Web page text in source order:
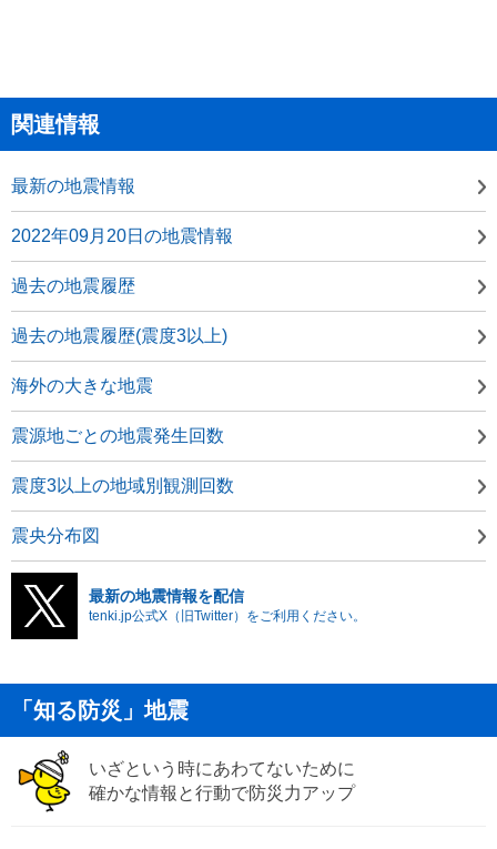
関連情報
最新の地震情報
2022年09月20日の地震情報
過去の地震履歴
過去の地震履歴(震度3以上)
海外の大きな地震
震源地ごとの地震発生回数
震度3以上の地域別観測回数
震央分布図
最新の地震情報を配信
tenki.jp公式X（旧Twitter）をご利用ください。
「知る防災」地震
いざという時にあわてないために
確かな情報と行動で防災力アップ